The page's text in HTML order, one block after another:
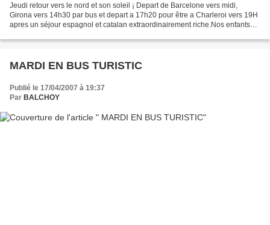
Jeudi retour vers le nord et son soleil ¡ Depart de Barcelone vers midi,
Girona vers 14h30 par bus et depart a 17h20 pour être a Charleroi vers 19H
apres un séjour espagnol et catalan extraordinairement riche.Nos enfants
MARDI EN BUS TURISTIC
Publié le 17/04/2007 à 19:37
Par BALCHOY